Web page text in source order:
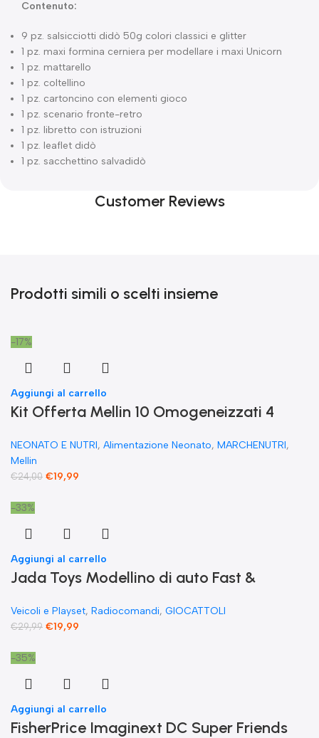
Contenuto:
9 pz. salsicciotti didò 50g colori classici e glitter
1 pz. maxi formina cerniera per modellare i maxi Unicorn
1 pz. mattarello
1 pz. coltellino
1 pz. cartoncino con elementi gioco
1 pz. scenario fronte-retro
1 pz. libretto con istruzioni
1 pz. leaflet didò
1 pz. sacchettino salvadidò
Customer Reviews
Prodotti simili o scelti insieme
-17%
Aggiungi al carrello
Kit Offerta Mellin 10 Omogeneizzati 4
Biscotto Granulato
NEONATO E NUTRI, Alimentazione Neonato, MARCHENUTRI,
Mellin
€24,00 €19,99
-33%
Aggiungi al carrello
Jada Toys Modellino di auto Fast &
Dominique Toretto Dodge Charger 1:55
Veicoli e Playset, Radiocomandi, GIOCATTOLI
€29,99 €19,99
-35%
Aggiungi al carrello
FisherPrice Imaginext DC Super Friends